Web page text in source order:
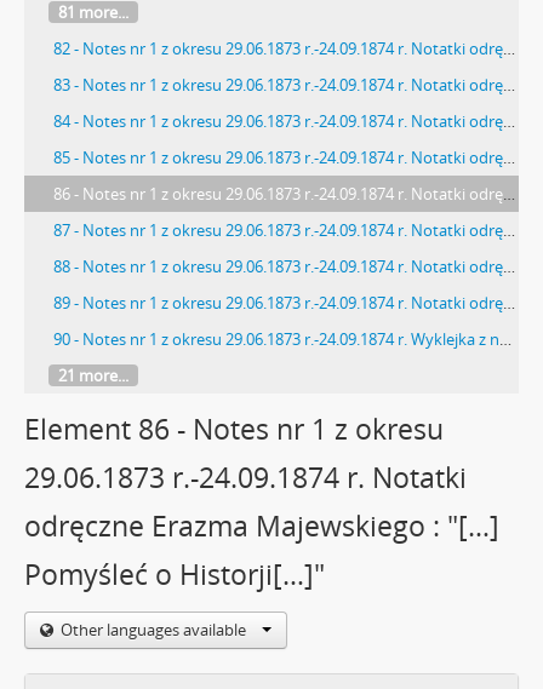
81 more...
82 - Notes nr 1 z okresu 29.06.1873 r.-24.09.1874 r. Notatki odręczne Erazma Majewskiego z dn. 18 września 1874 r. dot. natury ludzkiej (cd.): "[…] ulgę cierpiącemu[…]"
83 - Notes nr 1 z okresu 29.06.1873 r.-24.09.1874 r. Notatki odręczne Erazma Majewskiego z dn. 18 i 24 września 1874 r. dot. natury ludzkiej (cd.): "[…] Toteż tak człowiek powinien[…]"
84 - Notes nr 1 z okresu 29.06.1873 r.-24.09.1874 r. Notatki odręczne Erazma Majewskiego z dn. 24 września 1874 r. dot. natury ludzkiej (cd.): "[…] Bez woli jest człowiek[…]"
85 - Notes nr 1 z okresu 29.06.1873 r.-24.09.1874 r. Notatki odręczne Erazma Majewskiego z działaniami matematycznymi: " […] 24:40 […]".
86 - Notes nr 1 z okresu 29.06.1873 r.-24.09.1874 r. Notatki odręczne Erazma Majewskiego : "[…] Pomyśleć o Historji[…]"
87 - Notes nr 1 z okresu 29.06.1873 r.-24.09.1874 r. Notatki odręczne Erazma Majewskiego z działaniami matematycznymi: "42 […]".
88 - Notes nr 1 z okresu 29.06.1873 r.-24.09.1874 r. Notatki odręczne Erazma Majewskiego dot. botaniki: "[…] B) Apetalae. Bezpłatkowe. […]".
89 - Notes nr 1 z okresu 29.06.1873 r.-24.09.1874 r. Notatki odręczne Erazma Majewskiego: "Najlepiej jak […]".
90 - Notes nr 1 z okresu 29.06.1873 r.-24.09.1874 r. Wyklejka z notatkami odręcznymi Erazma Majewskiego dot. minerałów i kamieni: "[…] Żelazisty rogowiec […]" i cyfry zapisane czerwoną kredką.
21 more...
Element 86 - Notes nr 1 z okresu
29.06.1873 r.-24.09.1874 r. Notatki
odręczne Erazma Majewskiego : "[…]
Pomyśleć o Historji[…]"
Other languages available